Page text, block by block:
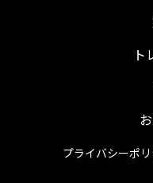
ト
プライバシーポ